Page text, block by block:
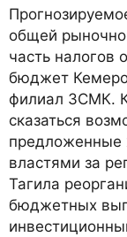
общей
часть налогов
бюджет
филиал ЗСМК.
сказаться
предложенные
властями за
Тагила
бюджетных